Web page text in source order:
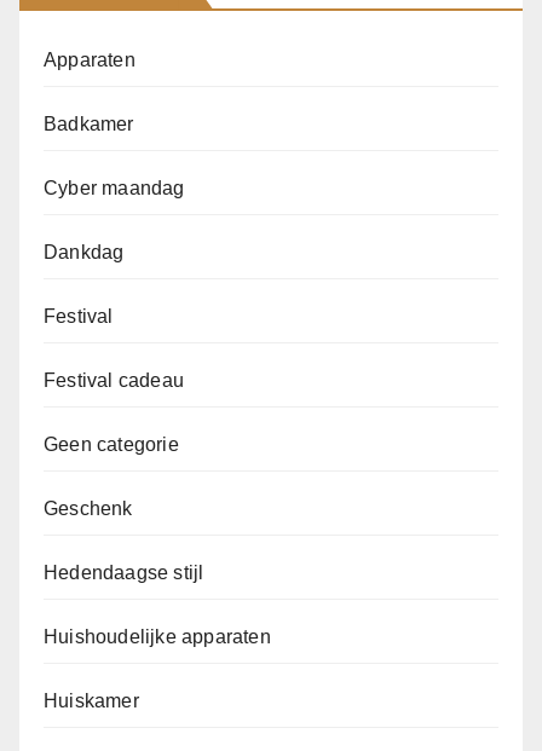
Apparaten
Badkamer
Cyber maandag
Dankdag
Festival
Festival cadeau
Geen categorie
Geschenk
Hedendaagse stijl
Huishoudelijke apparaten
Huiskamer